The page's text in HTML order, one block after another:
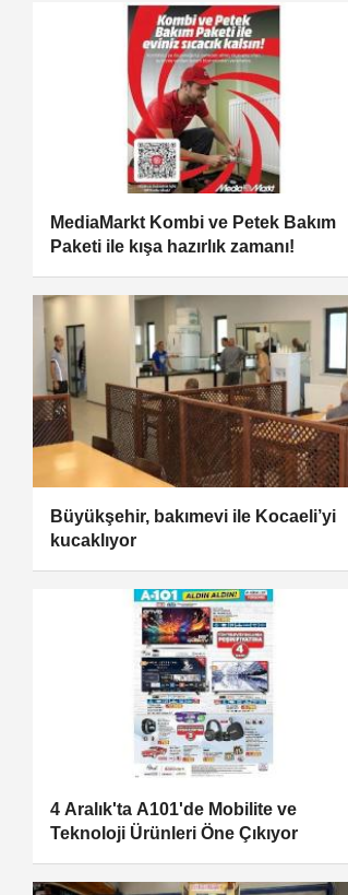
MediaMarkt Kombi ve Petek Bakım
Paketi ile kışa hazırlık zamanı!
Büyükşehir, bakımevi ile Kocaeli’yi
kucaklıyor
4 Aralık'ta A101'de Mobilite ve
Teknoloji Ürünleri Öne Çıkıyor